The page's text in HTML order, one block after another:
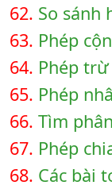
62. So sánh
63. Phép
64. Phép
65. Phép
66. Tìm
67. Phép
68. Các bài